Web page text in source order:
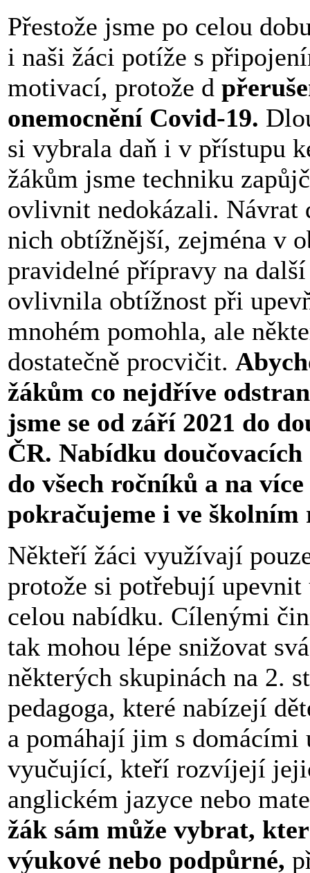
Přestože jsme po celou
i naši žáci potíže s
motivací, protože d
onemocnění Covid-19.
si vybrala daň i v přístupu
žákům jsme techniku
ovlivnit nedokázali. Návrat
nich obtížnější, zejména v
pravidelné přípravy na
ovlivnila obtížnost při
mnohém pomohla, ale
dostatečně procvičit.
žákům co nejdříve
jsme se od září 2021 do
ČR. Nabídku
do všech ročníků a na
pokračujeme i ve školním
Někteří žáci využívají
protože si potřebují
celou nabídku. Cílenými
tak mohou lépe snižovat
některých skupinách na 2.
pedagoga, které nabízejí
a pomáhají jim s
vyučující, kteří rozvíjejí
anglickém jazyce nebo
žák sám může vybrat,
výukové nebo podpůrné,